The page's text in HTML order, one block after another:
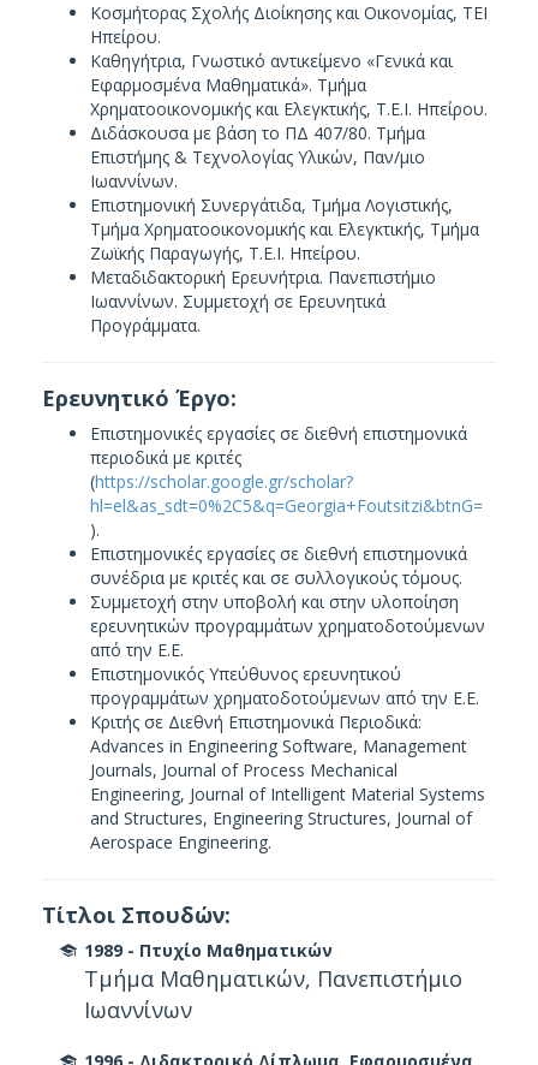
Κοσμήτορας Σχολής Διοίκησης και Οικονομίας, ΤΕΙ
Ηπείρου.
Καθηγήτρια, Γνωστικό αντικείμενο «Γενικά και
Εφαρμοσμένα Μαθηματικά». Τμήμα
Χρηματοοικονομικής και Ελεγκτικής, Τ.Ε.Ι. Ηπείρου.
Διδάσκουσα με βάση το ΠΔ 407/80. Tμήμα
Eπιστήμης & Tεχνολογίας Yλικών, Παν/μιο
Iωαννίνων.
Eπιστημονική Συνεργάτιδα, Τμήμα Λογιστικής,
Τμήμα Χρηματοοικονομικής και Ελεγκτικής, Τμήμα
Ζωϊκής Παραγωγής, T.E.I. Hπείρου.
Μεταδιδακτορική Eρευνήτρια. Πανεπιστήμιο
Ιωαννίνων. Συμμετοχή σε Ερευνητικά
Προγράμματα.
Ερευνητικό Έργο:
Επιστημονικές εργασίες σε διεθνή επιστημονικά
περιοδικά με κριτές
(https://scholar.google.gr/scholar?
hl=el&as_sdt=0%2C5&q=Georgia+Foutsitzi&btnG=
).
Επιστημονικές εργασίες σε διεθνή επιστημονικά
συνέδρια με κριτές και σε συλλογικούς τόμους.
Συμμετοχή στην υποβολή και στην υλοποίηση
ερευνητικών προγραμμάτων χρηματοδοτούμενων
από την Ε.Ε.
Επιστημονικός Υπεύθυνος ερευνητικού
προγραμμάτων χρηματοδοτούμενων από την Ε.Ε.
Κριτής σε Διεθνή Επιστημονικά Περιοδικά:
Advances in Engineering Software, Management
Journals, Journal of Process Mechanical
Engineering, Journal of Intelligent Material Systems
and Structures, Engineering Structures, Journal of
Aerospace Engineering.
Τίτλοι Σπουδών:
1989 - Πτυχίο Μαθηματικών
Tμήμα Mαθηματικών, Πανεπιστήμιο
Iωαννίνων